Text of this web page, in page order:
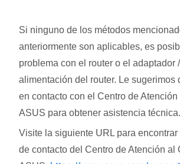
Si ninguno de los métodos
anteriormente son aplicables, es
problema con el router o el adaptador
alimentación del router. Le sugerimos
en contacto con el Centro de
ASUS para obtener asistencia técnica.
Visite la siguiente URL para
de contacto del Centro de Atención al